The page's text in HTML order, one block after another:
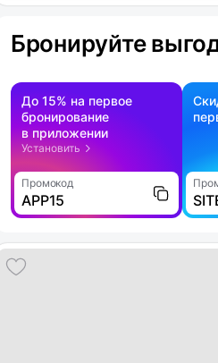
Бронируйте
До 15% на первое
бронирование
в приложении
Установить
Промокод
APP15